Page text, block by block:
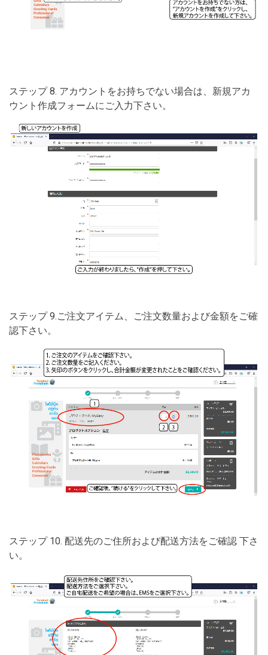
ステップ 8. アカウントをお持ちでない場合は、新規アカ
ウント作成フォームにご入力下さい。
ステップ 9.ご注文アイテム、ご注文数量および金額をご確
認下さい。
ステップ 10. 配送先のご住所および配送方法をご確認 下さ
い。